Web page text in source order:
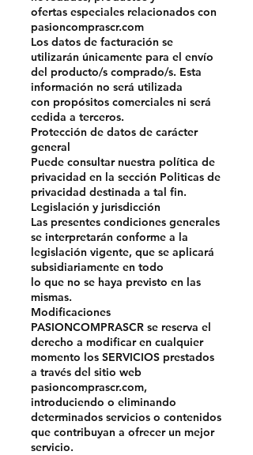
ofertas especiales relacionados con
pasioncomprascr.com
Los datos de facturación se
utilizarán únicamente para el envío
del producto/s comprado/s. Esta
información no será utilizada
con propósitos comerciales ni será
cedida a terceros.
Protección de datos de carácter
general
Puede consultar nuestra política de
privacidad en la sección Politicas de
privacidad destinada a tal fin.
Legislación y jurisdicción
Las presentes condiciones generales
se interpretarán conforme a la
legislación vigente, que se aplicará
subsidiariamente en todo
lo que no se haya previsto en las
mismas.
Modificaciones
PASIONCOMPRASCR se reserva el
derecho a modificar en cualquier
momento los SERVICIOS prestados
a través del sitio web
pasioncomprascr.com,
introduciendo o eliminando
determinados servicios o contenidos
que contribuyan a ofrecer un mejor
servicio.